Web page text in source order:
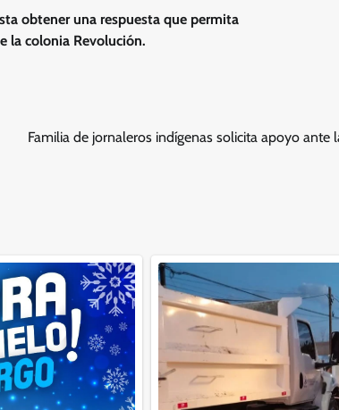
obtener una respuesta que permita
la colonia Revolución.
Familia de jornaleros indígenas solicita apoyo